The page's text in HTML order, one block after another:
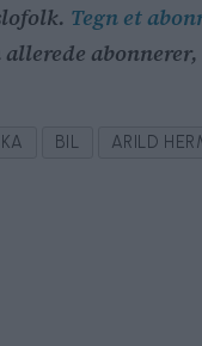
Tegn et
BIL ARILD